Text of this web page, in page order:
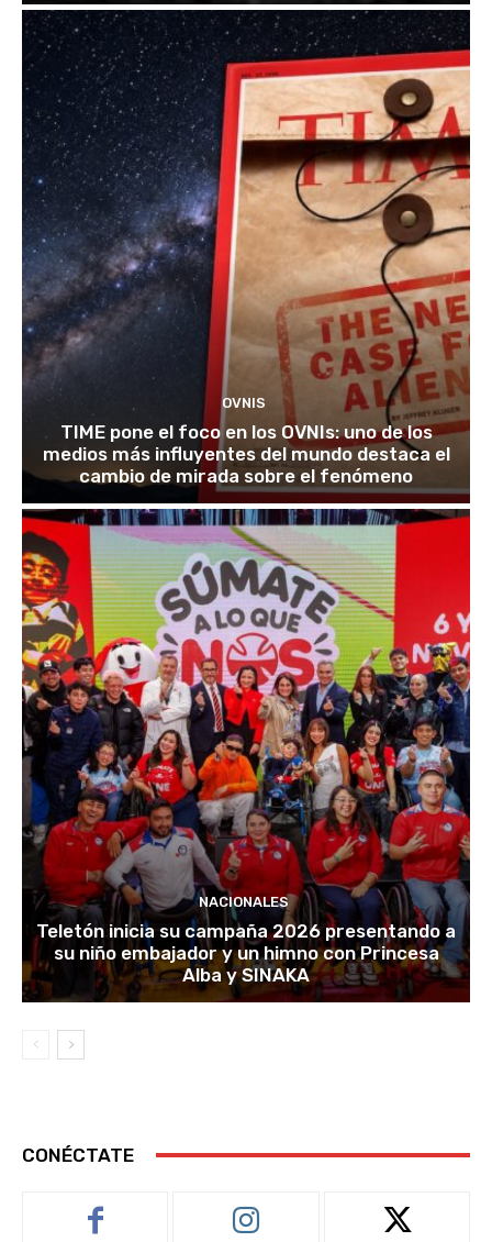
OVNIS
TIME pone el foco en los OVNIs: uno de los
medios más influyentes del mundo destaca el
cambio de mirada sobre el fenómeno
NACIONALES
Teletón inicia su campaña 2026 presentando a
su niño embajador y un himno con Princesa
Alba y SINAKA
CONÉCTATE